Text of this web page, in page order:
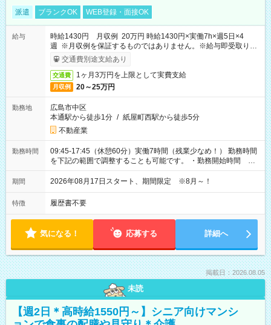
派遣 ブランクOK WEB登録・面接OK
給与
時給1430円 月収例 20万円 時給1430円×実働7h×週5日×4
週 ※月収例を保証するものではありません。※給与即受取りサ
ービス利用可（利用条件有）
交通費別途支給あり
交通費 1ヶ月3万円を上限として実費支給
月収例 20～25万円
勤務地
広島市中区
本通駅から徒歩1分 / 紙屋町西駅から徒歩5分
不動産業
勤務時間
09:45-17:45（休憩60分）実働7時間（残業少なめ！） 勤務時間
を下記の範囲で調整することも可能です。 ・勤務開始時間
09:45～12:30 ・勤務終了時間 15:45～18:30 ・実働 05:00～
07:45
期間 2026年08月17日スタート、期間限定 ※8月～！
特徴 履歴書不要
気になる！ 応募する 詳細へ
掲載日：2026.08.05
未読
【週2日＊高時給1550円～】シニア向けマンシ